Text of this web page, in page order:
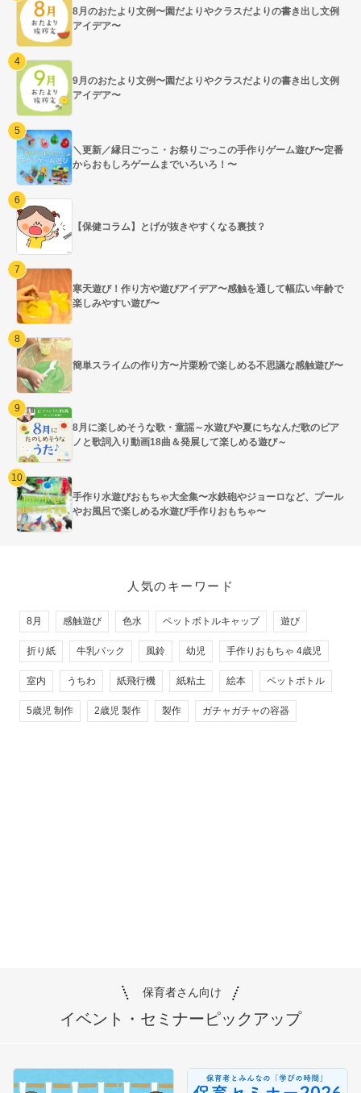
8月のおたより文例〜園だよりやクラスだよりの書き出し文例
アイデア〜
9月のおたより文例〜園だよりやクラスだよりの書き出し文例
アイデア〜
＼更新／縁日ごっこ・お祭りごっこの手作りゲーム遊び〜定番
からおもしろゲームまでいろいろ！〜
【保健コラム】とげが抜きやすくなる裏技？
寒天遊び！作り方や遊びアイデア〜感触を通して幅広い年齢で
楽しみやすい遊び〜
簡単スライムの作り方〜片栗粉で楽しめる不思議な感触遊び〜
8月に楽しめそうな歌・童謡～水遊びや夏にちなんだ歌のピア
ノと歌詞入り動画18曲＆発展して楽しめる遊び～
手作り水遊びおもちゃ大全集〜水鉄砲やジョーロなど、プール
やお風呂で楽しめる水遊び手作りおもちゃ〜
人気のキーワード
8月 感触遊び 色水 ペットボトルキャップ 遊び
折り紙 牛乳パック 風鈴 幼児 手作りおもちゃ 4歳児
室内 うちわ 紙飛行機 紙粘土 絵本 ペットボトル
5歳児 制作 2歳児 製作 製作 ガチャガチャの容器
保育者さん向け
イベント・セミナーピックアップ